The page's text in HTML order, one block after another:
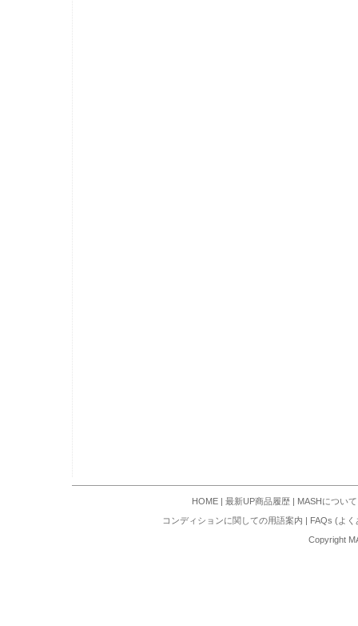
HOME | 最新UP商品履歴 | MASHについて
コンディションに関しての用語案内 | FAQs (よ
Copyright